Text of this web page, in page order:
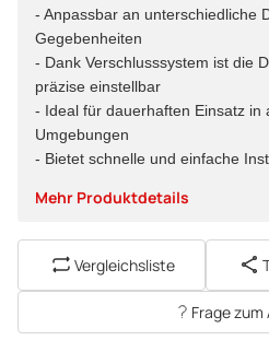
- Anpassbar an unterschiedliche
Gegebenheiten
- Dank Verschlusssystem ist die
präzise einstellbar
- Ideal für dauerhaften Einsatz in
Umgebungen
- Bietet schnelle und einfache
Mehr Produktdetails
Vergleichsliste
Frage